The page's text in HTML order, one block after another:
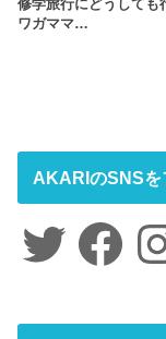
修学旅行にどうしても
ワガママ…
AKARIのSNSを
Twitter Facebook